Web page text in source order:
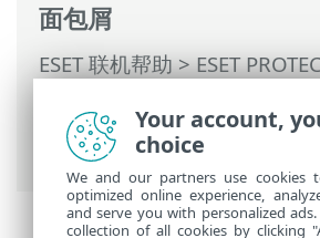
面包屑
ESET 联机帮助>ESET
部署>远程部署 >使用 GPO
服务器代理> 部署步骤 - SCCM
Your account,
choice
We and our partners use cookies
optimized online experience,
and serve you with personalized
collection of all cookies by clicking